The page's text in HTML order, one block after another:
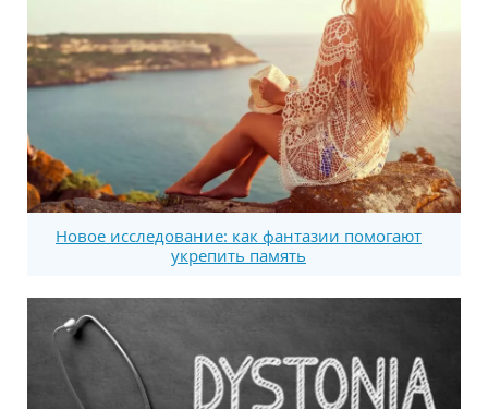
Новое исследование: как фантазии помогают
укрепить память